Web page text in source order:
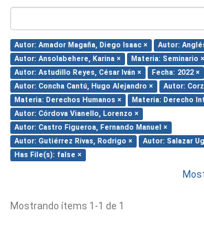
Autor: Amador Magaña, Diego Isaac ×
Autor:
Autor: Ansolabehere, Karina ×
Materia: Seminario ×
Autor: Astudillo Reyes, César Iván ×
Fecha: 2022 ×
Autor: Concha Cantú, Hugo Alejandro ×
Autor:
Materia: Derechos Humanos ×
Materia: Derecho
Autor: Córdova Vianello, Lorenzo ×
Autor: Castro Figueroa, Fernando Manuel ×
Autor: Gutiérrez Rivas, Rodrigo ×
Autor: Salazar
Has File(s): false ×
Mostrando ítems 1-1 de 1